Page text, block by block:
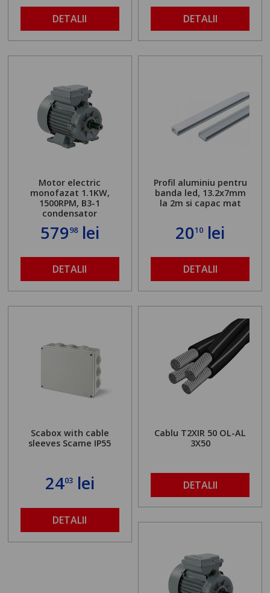
DETALII DETALII
Motor electric
monofazat 1.1KW,
1500RPM, B3-1
condensator
57998lei
DETALII
Profil aluminiu pentru
banda led, 13.2x7mm
la 2m si capac mat
2010 lei
DETALII
Scabox with cable
sleeves Scame IP55
2403lei
DETALII
Cablu T2XIR 50 OL-AL
3X50
DETALII